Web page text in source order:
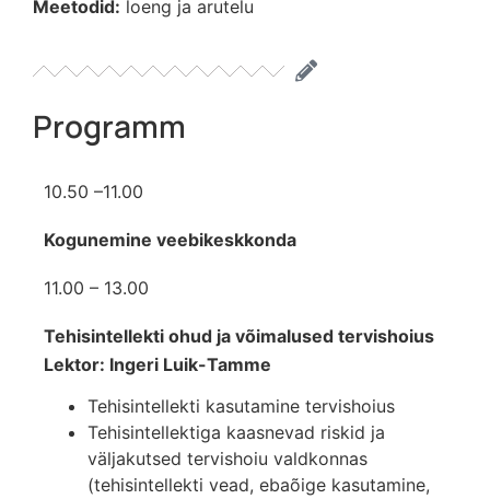
Meetodid: loeng ja arutelu
Programm
10.50 –11.00
Kogunemine veebikeskkonda
11.00 – 13.00
Tehisintellekti ohud ja võimalused tervishoius
Lektor: Ingeri Luik-Tamme
Tehisintellekti kasutamine tervishoius
Tehisintellektiga kaasnevad riskid ja
väljakutsed tervishoiu valdkonnas
(tehisintellekti vead, ebaõige kasutamine,